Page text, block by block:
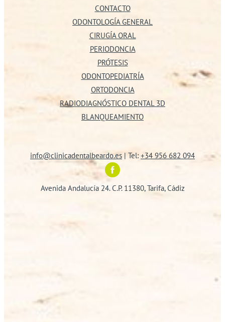
CONTACTO
ODONTOLOGÍA GENERAL
CIRUGÍA ORAL
PERIODONCIA
PRÓTESIS
ODONTOPEDIATRÍA
ORTODONCIA
RADIODIAGNÓSTICO DENTAL 3D
BLANQUEAMIENTO
info@clinicadentalbeardo.es | Tel: +34 956 682 094
Avenida Andalucía 24. C.P. 11380, Tarifa, Cádiz